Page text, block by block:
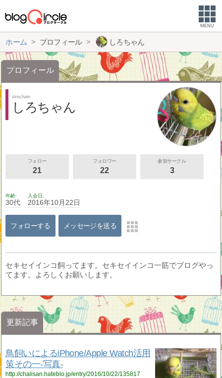
MENU
ホーム プロフィール しろちゃん
プロフィール
sirocham
しろちゃん
フォロー
21
フォロワー
22
参加サークル
3
年齢
30代
入会日
2016年10月22日
フォローする メッセージを送る
セキセイインコ飼ってます。セキセイインコ一筋でブログやっ
てます。よろしくお願いします。
更新記事
鳥飼いによるiPhone/Apple Watch活用
策その一-写真-
http://chalisan.hateblo.jp/entry/2016/10/22/135817